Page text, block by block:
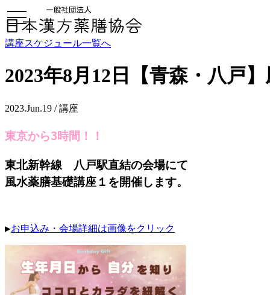
toggle
navigation
講座スケジュール一覧へ
2023年8月12日【青森・八戸
2023.Jun.19 / 講座
東京から3時間！！
東北新幹線 八戸駅直結の会場にて
風水薬膳基礎講座１を開催します。
▶お申込み・会場詳細は画像をクリック